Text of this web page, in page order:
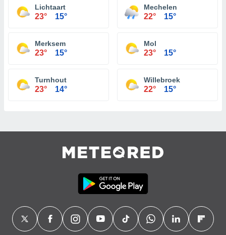
Lichtaart
23° 15°
Mechelen
22° 15°
Merksem
23° 15°
Mol
23° 15°
Turnhout
23° 14°
Willebroek
22° 15°